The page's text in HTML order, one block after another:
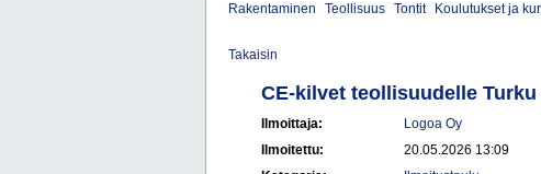
Rakentaminen Teollisuus Tontit Koulutukset ja
Takaisin
CE-kilvet teollisuudelle Turku
Ilmoittaja:
Logoa Oy
Ilmoitettu:
20.05.2026 13:09